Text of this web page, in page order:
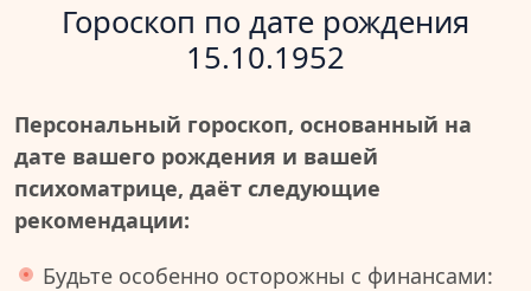
Гороскоп по дате рождения
15.10.1952
Персональный гороскоп, основанный на
дате вашего рождения и вашей
психоматрице, даёт следующие
рекомендации:
Будьте особенно осторожны с финансами: